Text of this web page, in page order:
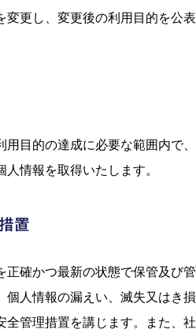
変更し、変更後の利⽤⽬的を公表
⽬的の達成に必要な範囲内で、
情報を取得いたします。
置
正確かつ最新の状態で保管及び管
個⼈情報の漏えい、滅失⼜はき損
全管理措置を講じます。また、社